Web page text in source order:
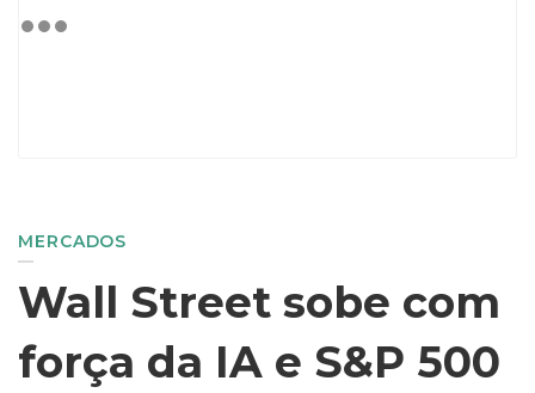
MERCADOS
Wall Street sobe com
força da IA e S&P 500